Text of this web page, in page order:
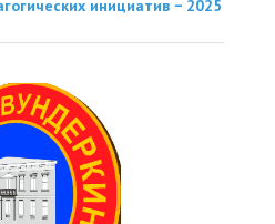
инициатив − 2025